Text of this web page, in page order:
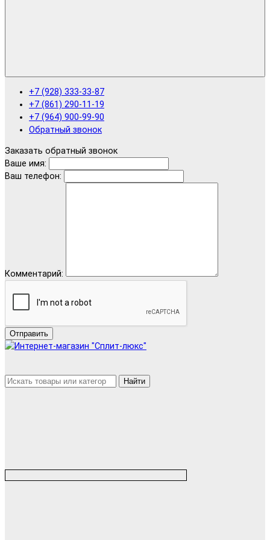
+7 (928) 333-33-87
+7 (861) 290-11-19
+7 (964) 900-99-90
Обратный звонок
Заказать обратный звонок
Ваше имя:
Ваш телефон:
Комментарий:
Отправить
Найти